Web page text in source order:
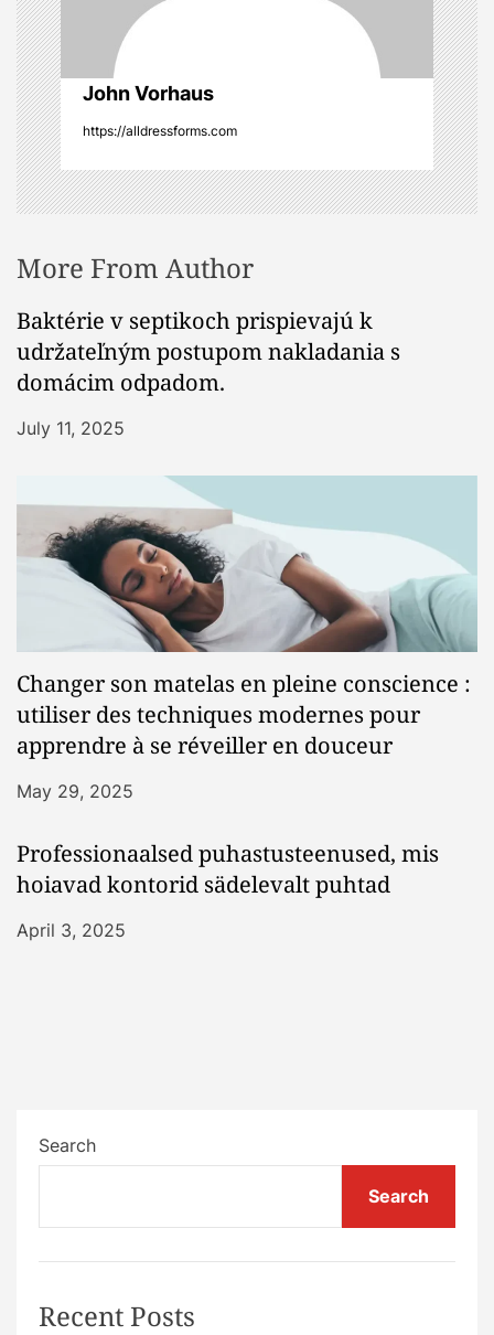
o
n
John Vorhaus
https://alldressforms.com
More From Author
Baktérie v septikoch prispievajú k
udržateľným postupom nakladania s
domácim odpadom.
July 11, 2025
Changer son matelas en pleine conscience :
utiliser des techniques modernes pour
apprendre à se réveiller en douceur
May 29, 2025
Professionaalsed puhastusteenused, mis
hoiavad kontorid sädelevalt puhtad
April 3, 2025
Search
Search
Recent Posts